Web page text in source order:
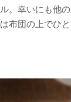
。幸いにも他の
布団の上でひと